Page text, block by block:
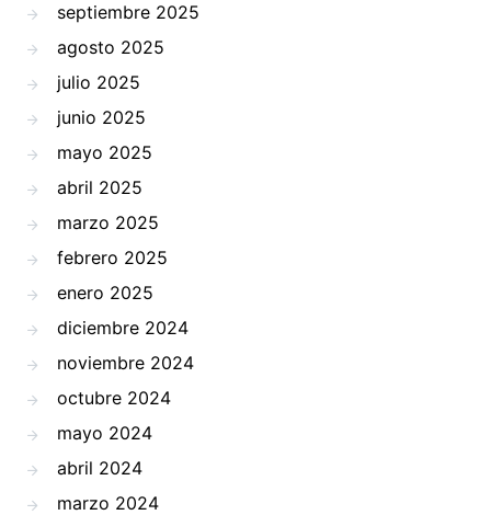
septiembre 2025
agosto 2025
julio 2025
junio 2025
mayo 2025
abril 2025
marzo 2025
febrero 2025
enero 2025
diciembre 2024
noviembre 2024
octubre 2024
mayo 2024
abril 2024
marzo 2024